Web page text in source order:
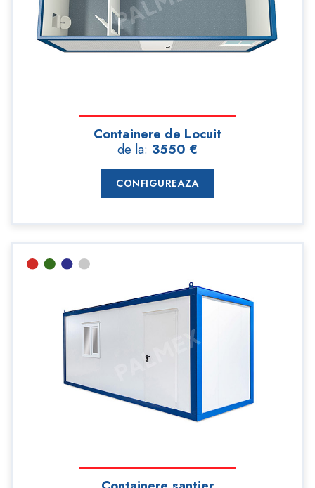
Containere de Locuit
de la: 3550 €
CONFIGUREAZA